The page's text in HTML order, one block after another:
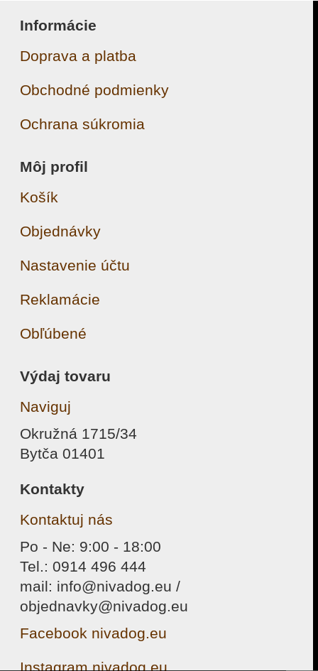
Informácie
Doprava a platba
Obchodné podmienky
Ochrana súkromia
Môj profil
Košík
Objednávky
Nastavenie účtu
Reklamácie
Obľúbené
Výdaj tovaru
Naviguj
Okružná 1715/34
Bytča 01401
Kontakty
Kontaktuj nás
Po - Ne: 9:00 - 18:00
Tel.: 0914 496 444
mail: info@nivadog.eu /
objednavky@nivadog.eu
Facebook nivadog.eu
Instagram nivadog.eu